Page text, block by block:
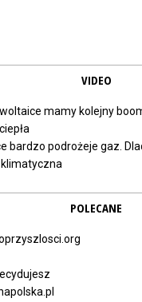
VIDEO
mamy kolejny
bardzo podrożeje gaz.
klimatyczna
POLECANE